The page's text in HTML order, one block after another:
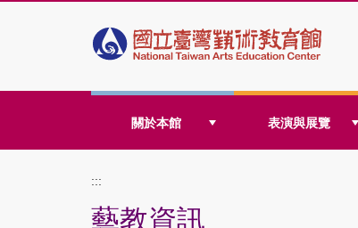
跳
主
關於本館 表演與展覽
:::
藝教資訊